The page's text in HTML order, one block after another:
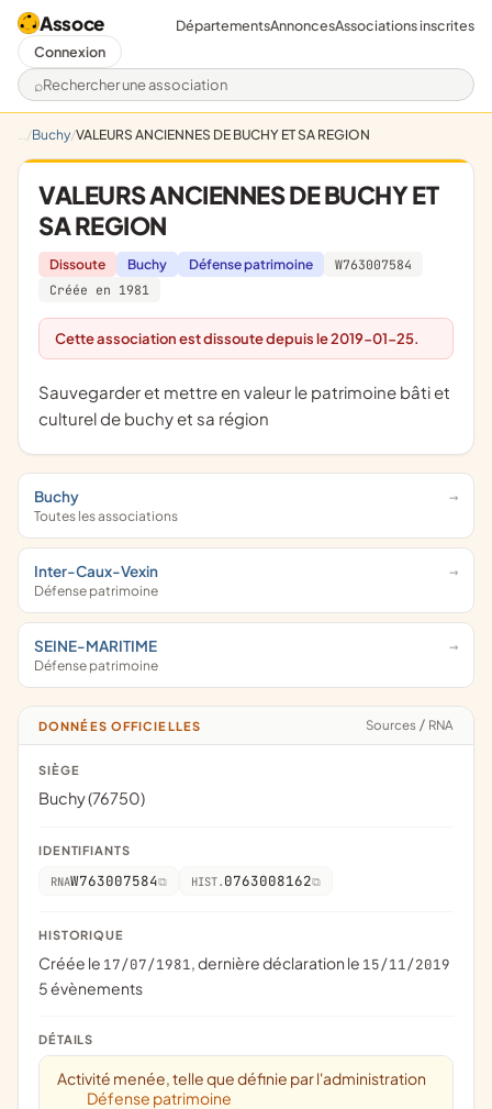
Assoce
Rechercher une association
DépartementsAnnoncesAssociations inscrites
Connexion
Buchy VALEURS ANCIENNES DE BUCHY ET SA REGION
VALEURS ANCIENNES DE BUCHY ET
SA REGION
Dissoute Buchy Défense patrimoine
W763007584
Créée en 1981
Cette association est dissoute depuis le 2019-01-25.
sauvegarder et mettre en valeur le patrimoine bâti et
culturel de buchy et sa région
Buchy
Toutes les associations
Inter-Caux-Vexin
Défense patrimoine
SEINE-MARITIME
Défense patrimoine
DONNÉES OFFICIELLES Sources / RNA
SIÈGE
Buchy (76750)
IDENTIFIANTS
RNAW763007584 HIST. 0763008162
HISTORIQUE
Créée le 17/07/1981, dernière déclaration le 15/11/2019
5 évènements
DÉTAILS
Activité menée, telle que définie par l'administration
Défense patrimoine